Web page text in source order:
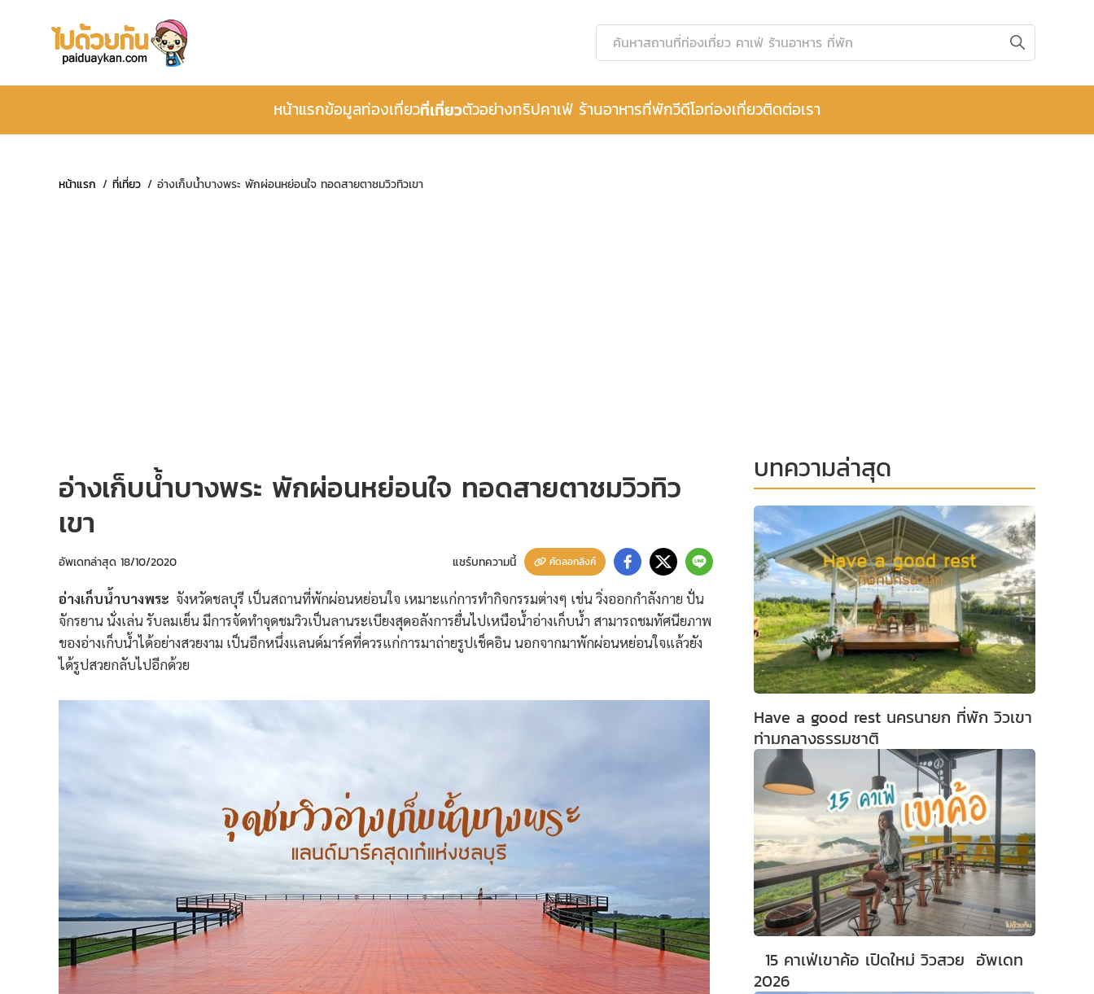
หน้าแรกข้อมูลท่องเที่ยวที่เที่ยวตัวอย่างทริปคาเฟ่ ร้านอาหารที่พักวีดีโอท่องเที่ยวติดต่อเรา
หน้าแรก ที่เที่ยว อ่างเก็บน้ำบางพระ พักผ่อนหย่อนใจ ทอดสายตาชมวิวทิวเขา
อ่างเก็บน้ำบางพระ พักผ่อนหย่อนใจ ทอดสายตาชมวิวทิว
เขา
อัพเดทล่าสุด 18/10/2020 แชร์บทความนี้ คัดลอกลิงค์
อ่างเก็บน้ำบางพระ จังหวัดชลบุรี เป็นสถานที่พักผ่อนหย่อนใจ เหมาะแก่การทำกิจกรรมต่างๆ เช่น วิ่งออกกำลังกาย ปั่น
จักรยาน นั่งเล่น รับลมเย็น มีการจัดทำจุดชมวิวเป็นลานระเบียงสุดอลังการยื่นไปเหนือน้ำอ่างเก็บน้ำ สามารถชมทัศนียภาพ
ของอ่างเก็บน้ำได้อย่างสวยงาม เป็นอีกหนึ่งแลนด์มาร์คที่ควรแก่การมาถ่ายรูปเช็คอิน นอกจากมาพักผ่อนหย่อนใจแล้วยัง
ได้รูปสวยกลับไปอีกด้วย
บทความล่าสุด
Have a good rest นครนายก ที่พัก วิวเขา
ท่ามกลางธรรมชาติ
15 คาเฟ่เขาค้อ เปิดใหม่ วิวสวย อัพเดท
2026